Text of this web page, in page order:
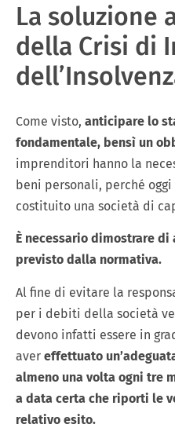
La soluzione
della Crisi di
Come visto, anticipare lo
fondamentale, bensì un
imprenditori hanno la
beni personali, perché
costituito una società di
È necessario dimostrare
previsto dalla normativa.
Al fine di evitare la
per i debiti della società
devono infatti essere in
aver effettuato
almeno una volta ogni tre
a data certa che riporti le
relativo esito.